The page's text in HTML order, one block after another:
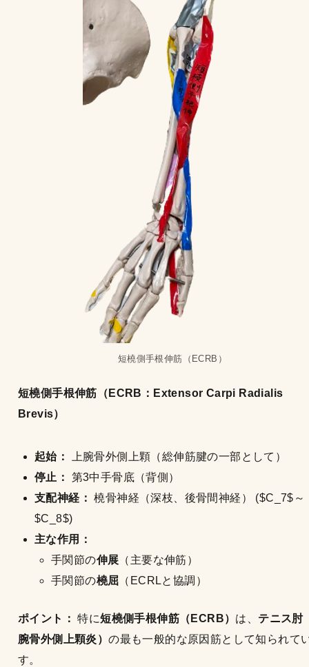
短橈側手根伸筋（ECRB）
短橈側手根伸筋（ECRB：Extensor Carpi Radialis
Brevis）
起始：
上腕骨外側上顆（総伸筋腱の一部として）
停止：
第3中手骨底（背側）
支配神経： 橈骨神経（深枝、後骨間神経） ($C_7$～
$C_8$)
主な作用：
手関節の伸展 （主要な伸筋）
手関節の橈屈 （ECRLと協調）
ポイント： 特に短橈側手根伸筋（ECRB） は、 テニス肘
腕骨外側上顆炎）の最も一般的な原因筋として知られて
す。